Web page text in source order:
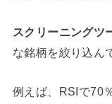
スクリーニングツ
な銘柄を絞り込ん
例えば、RSIで70